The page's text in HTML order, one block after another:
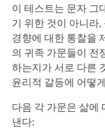
이 테스트는 문자 그
기 위한 것이 아니라
경향에 대한 통찰을
의 귀족 가문들이 전
하는지가 서로 다른
윤리적 갈등에 어떻
다음 각 가문은 삶에
낸다: